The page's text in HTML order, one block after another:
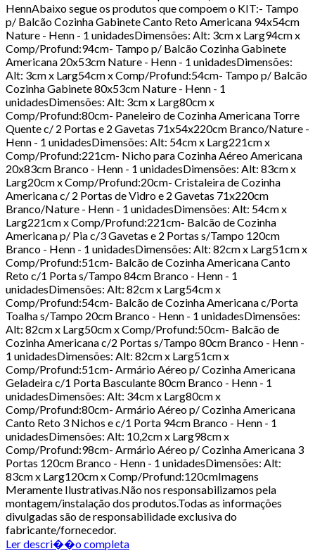
HennAbaixo segue os produtos que compoem o KIT:- Tampo
p/ Balcão Cozinha Gabinete Canto Reto Americana 94x54cm
Nature - Henn - 1 unidadesDimensões: Alt: 3cm x Larg94cm x
Comp/Profund:94cm- Tampo p/ Balcão Cozinha Gabinete
Americana 20x53cm Nature - Henn - 1 unidadesDimensões:
Alt: 3cm x Larg54cm x Comp/Profund:54cm- Tampo p/ Balcão
Cozinha Gabinete 80x53cm Nature - Henn - 1
unidadesDimensões: Alt: 3cm x Larg80cm x
Comp/Profund:80cm- Paneleiro de Cozinha Americana Torre
Quente c/ 2 Portas e 2 Gavetas 71x54x220cm Branco/Nature -
Henn - 1 unidadesDimensões: Alt: 54cm x Larg221cm x
Comp/Profund:221cm- Nicho para Cozinha Aéreo Americana
20x83cm Branco - Henn - 1 unidadesDimensões: Alt: 83cm x
Larg20cm x Comp/Profund:20cm- Cristaleira de Cozinha
Americana c/ 2 Portas de Vidro e 2 Gavetas 71x220cm
Branco/Nature - Henn - 1 unidadesDimensões: Alt: 54cm x
Larg221cm x Comp/Profund:221cm- Balcão de Cozinha
Americana p/ Pia c/3 Gavetas e 2 Portas s/Tampo 120cm
Branco - Henn - 1 unidadesDimensões: Alt: 82cm x Larg51cm x
Comp/Profund:51cm- Balcão de Cozinha Americana Canto
Reto c/1 Porta s/Tampo 84cm Branco - Henn - 1
unidadesDimensões: Alt: 82cm x Larg54cm x
Comp/Profund:54cm- Balcão de Cozinha Americana c/Porta
Toalha s/Tampo 20cm Branco - Henn - 1 unidadesDimensões:
Alt: 82cm x Larg50cm x Comp/Profund:50cm- Balcão de
Cozinha Americana c/2 Portas s/Tampo 80cm Branco - Henn -
1 unidadesDimensões: Alt: 82cm x Larg51cm x
Comp/Profund:51cm- Armário Aéreo p/ Cozinha Americana
Geladeira c/1 Porta Basculante 80cm Branco - Henn - 1
unidadesDimensões: Alt: 34cm x Larg80cm x
Comp/Profund:80cm- Armário Aéreo p/ Cozinha Americana
Canto Reto 3 Nichos e c/1 Porta 94cm Branco - Henn - 1
unidadesDimensões: Alt: 10,2cm x Larg98cm x
Comp/Profund:98cm- Armário Aéreo p/ Cozinha Americana 3
Portas 120cm Branco - Henn - 1 unidadesDimensões: Alt:
83cm x Larg120cm x Comp/Profund:120cmImagens
Meramente Ilustrativas.Não nos responsabilizamos pela
montagem/instalação dos produtos.Todas as informações
divulgadas são de responsabilidade exclusiva do
fabricante/fornecedor.
Ler descri��o completa